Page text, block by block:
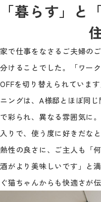
「暮らす」と
家で仕事をなさるご夫婦の
分けることでした。「ワー
OFFを切り替えられていま
ニングは、A様邸とほぼ同
で彩られ、異なる雰囲気に
入りで、使う度に好きだな
熱性の良さに、ご主人も「
酒がより美味しいです」と
ぐ猫ちゃんからも快適さが